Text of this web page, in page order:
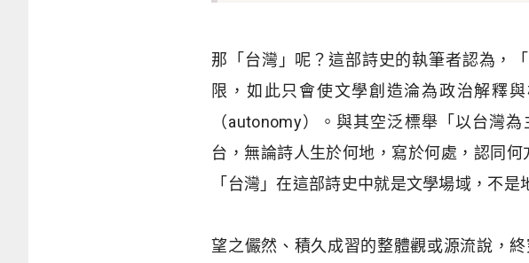
那「台灣」呢？這部詩史的執筆者認為，
限，如此只會使文學創造淪為政治解釋
（autonomy）。與其空泛標舉「以台灣
台，無論詩人生於何地，寫於何處，認同
「台灣」在這部詩史中就是文學場域，不是
望之儼然、積久成習的整體觀或源流說，